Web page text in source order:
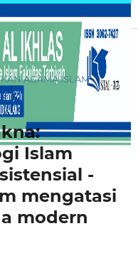
AGAMA ISLAM /
Islam
-
mengatasi
modern